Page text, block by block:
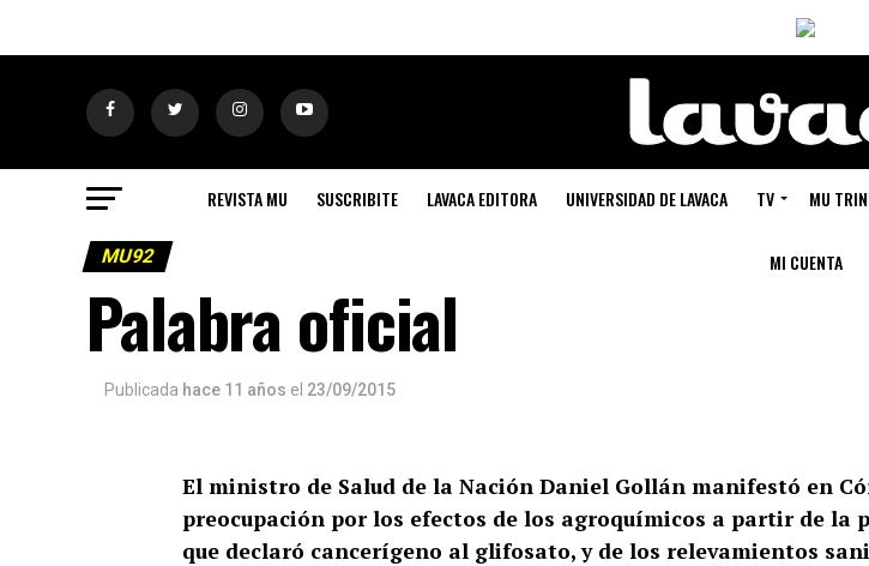
REVISTA MU SUSCRIBITE LAVACA EDITORA UNIVERSIDAD DE LAVACA TV MU
MI CUENTA
MU92
Palabra oficial
Publicada hace 11 años el 23/09/2015
El ministro de Salud de la Nación Daniel Gollán manifestó en
preocupación por los efectos de los agroquímicos a partir de la
que declaró cancerígeno al glifosato, y de los relevamientos